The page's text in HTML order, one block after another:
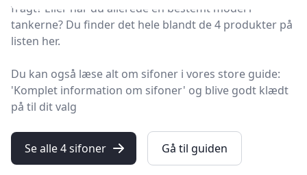
fragt? Eller har du allerede en bestemt model i
tankerne? Du finder det hele blandt de 4 produkter på
listen her.
Du kan også læse alt om sifoner i vores store guide:
'Komplet information om sifoner' og blive godt klædt
på til dit valg
Se alle 4 sifoner Gå til guiden